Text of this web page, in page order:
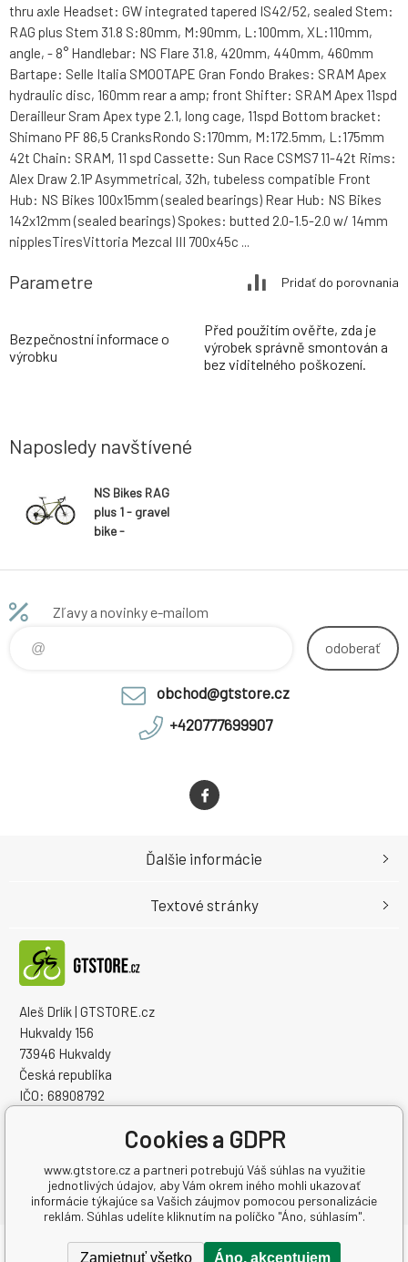
thru axle Headset: GW integrated tapered IS42/52, sealed Stem:
RAG plus Stem 31.8 S:80mm, M:90mm, L:100mm, XL:110mm,
angle, - 8° Handlebar: NS Flare 31.8, 420mm, 440mm, 460mm
Bartape: Selle Italia SMOOTAPE Gran Fondo Brakes: SRAM Apex
hydraulic disc, 160mm rear a amp; front Shifter: SRAM Apex 11spd
Derailleur Sram Apex type 2.1, long cage, 11spd Bottom bracket:
Shimano PF 86,5 CranksRondo S:170mm, M:172.5mm, L:175mm
42t Chain: SRAM, 11 spd Cassette: Sun Race CSMS7 11-42t Rims:
Alex Draw 2.1P Asymmetrical, 32h, tubeless compatible Front
Hub: NS Bikes 100x15mm (sealed bearings) Rear Hub: NS Bikes
142x12mm (sealed bearings) Spokes: butted 2.0-1.5-2.0 w/ 14mm
nipplesTiresVittoria Mezcal III 700x45c ...
Parametre Pridať do porovnania
Bezpečnostní informace o
výrobku
Před použitím ověřte, zda je
výrobek správně smontován a
bez viditelného poškození.
Naposledy navštívené
NS Bikes RAG
plus 1 - gravel
bike -
velikost XL
Zľavy a novinky e-mailom
odoberať
obchod@gtstore.cz
+420777699907
Aleš Drlík | GTSTORE.cz
Hukvaldy 156
73946 Hukvaldy
Česká republika
IČO: 68908792
Ďalšie informácie
Textové stránky
Copyright © 2026 Aleš Drlík | GTSTORE.cz
Cookies a GDPR
www.gtstore.cz a partneri potrebujú Váš súhlas na využitie
jednotlivých údajov, aby Vám okrem iného mohli ukazovať
informácie týkajúce sa Vašich záujmov pomocou personalizácie
reklám. Súhlas udelíte kliknutím na políčko "Áno, súhlasím".
Zamietnuť všetko Áno, akceptujem